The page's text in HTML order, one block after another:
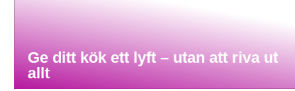
Ge ditt kök ett lyft – utan att riva ut
allt